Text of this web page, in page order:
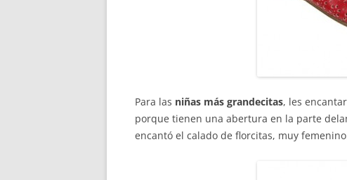
Para las niñas más grandecitas, les
porque tienen una abertura en la parte
encantó el calado de florcitas, muy